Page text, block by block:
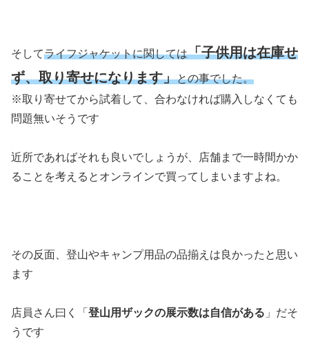
そしてライフジャケットに関しては「子供用は在庫せ
ず、取り寄せになります」との事でした。
※取り寄せてから試着して、合わなければ購入しなくても
問題無いそうです
近所であればそれも良いでしょうが、店舗まで一時間かか
ることを考えるとオンラインで買ってしまいますよね。
その反面、登山やキャンプ用品の品揃えは良かったと思い
ます
店員さん曰く「 登山用ザックの展示数は自信がある 」だそ
うです